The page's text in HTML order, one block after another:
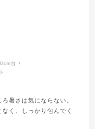
台
暑さは気にならない。
く、しっかり包んでく